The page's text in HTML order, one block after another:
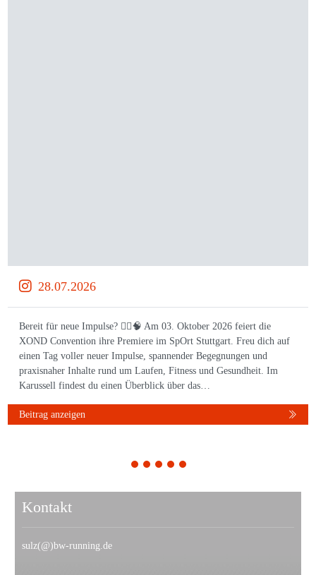
28.07.2026
Bereit für neue Impulse? 🏃‍♀️🧠 Am 03. Oktober 2026 feiert die
XOND Convention ihre Premiere im SpOrt Stuttgart. Freu dich auf
einen Tag voller neuer Impulse, spannender Begegnungen und
praxisnaher Inhalte rund um Laufen, Fitness und Gesundheit. Im
Karussell findest du einen Überblick über das…
Beitrag anzeigen
1 2 3 4 5
Kontakt
sulz(@)bw-running.de